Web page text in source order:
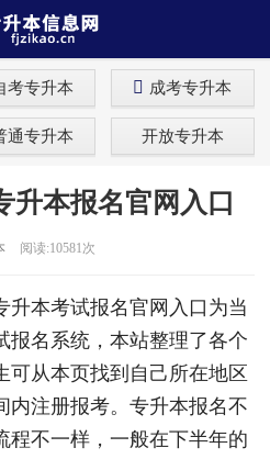
考专升本 成考专升本
通专升本 开放专升本
升本报名官网入口
阅读:10581次
升本考试报名官网入口为当
报名系统，本站整理了各个
可从本页找到自己所在地区
内注册报考。专升本报名不
程不一样，一般在下半年的